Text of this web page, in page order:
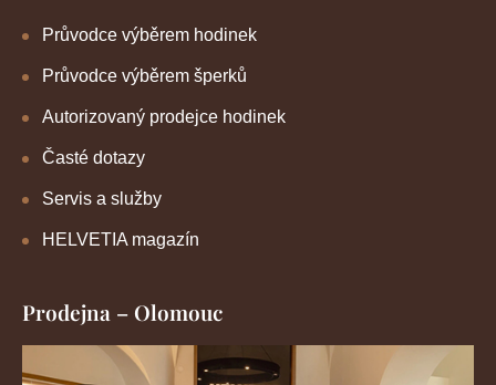
Průvodce výběrem hodinek
Průvodce výběrem šperků
Autorizovaný prodejce hodinek
Časté dotazy
Servis a služby
HELVETIA magazín
Prodejna – Olomouc